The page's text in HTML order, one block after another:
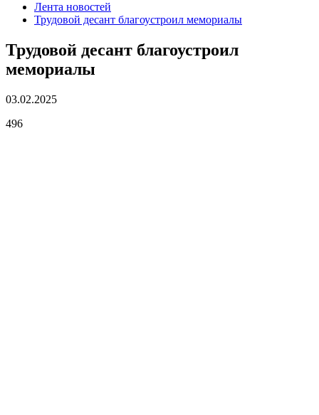
Лента новостей
Трудовой десант благоустроил мемориалы
Трудовой десант благоустроил
мемориалы
03.02.2025
496